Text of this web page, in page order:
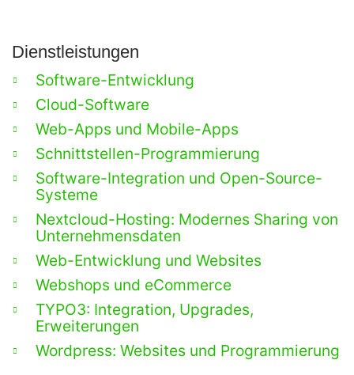
Dienstleistungen
Software-Entwicklung
Cloud-Software
Web-Apps und Mobile-Apps
Schnittstellen-Programmierung
Software-Integration und Open-Source-
Systeme
Nextcloud-Hosting: Modernes Sharing von
Unternehmensdaten
Web-Entwicklung und Websites
Webshops und eCommerce
TYPO3: Integration, Upgrades,
Erweiterungen
Wordpress: Websites und Programmierung